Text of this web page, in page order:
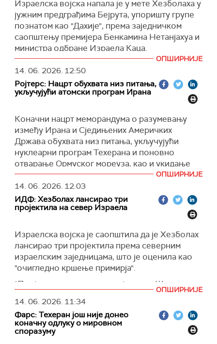
признатих граница.
(Al Jazeera, Танјуг)
југу Либана убијене две и рањене три особе.
У заједничком саопштењу Нетањахуа и Каца
наводи се да је акција изведена као одговор
на ракетирање израелске територије, пренела
је Ал Џазира.
Израелски медији пренели су да је мета
напада у Бејруту био официр за везу
Хезболаха.
погодила инфраструктуру Хезболаха" у јужном
предграђу Бејрута и навела да је напад
уследио након што је та организација
лансирала ваздушне циљеве ка Израелу.
У саопштењу се додаје да ће израелске снаге
наставити да делују ради уклањања сваке
претње по Израел и његове војнике, у складу
са смерницама политичког руководства.
Израелска војска напала је у мете Хезболаха у
јужним предграђима Бејрута, упоришту групе
познатом као "Дахије", према заједничком
саопштењу премијера Бенкамина Нетанјахуа и
министра одбране Израела Каца.
Напад је уследио као одговор на ватру
Хезболаха на израелску територију, наводи се
у саопштењу.
ОПШИРНИЈЕ
14. 06. 2026. 12:50
Ројтерс: Нацрт обухвата низ питања,
укључујући атомски програм Ирана
Коначни нацрт меморандума о разумевању
између Ирана и Сједињених Америчких
Држава обухвата низ питања, укључујући
нуклеарни програм Техерана и поновно
отварање Ормуског мореуза, као и укидање
америчких санкција за нафту, пренео је
Ројтерс, позивајући се на неименованог
високог иранског званичника, који је додао да
ће коначни споразум између две земље бити
потписивања меморандума.
Према речима тог званичника, Иран ће одмах
отворити Ормуски мореуз за све
комерцијалне бродове, а САД ће укинути
поморску блокаду иранских лука.
нове санкције Ирану док се не постигне
коначни споразум, док ће истовремено
укинути санкције повезане са нафтом на
ОПШИРНИЈЕ
14. 06. 2026. 12:03
ИДФ: Хезболах лансирао три
пројектила на север Израела
Израелска војска је саопштила да је Хезболах
лансирао три пројектила према северним
израелским заједницама, што је оценила као
"очигледно кршење примирја".
"Пројектили су пали код заједница Шомера и
(Reuters)
ОПШИРНИЈЕ
14. 06. 2026. 11:34
Фарс: Техеран jош није донео
коначну одлуку о мировном
споразуму